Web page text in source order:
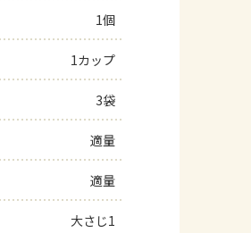
1個
1カップ
3袋
適量
適量
大さじ1